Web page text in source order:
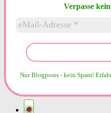
Verpasse
Nur Blogposts - kein Spam!